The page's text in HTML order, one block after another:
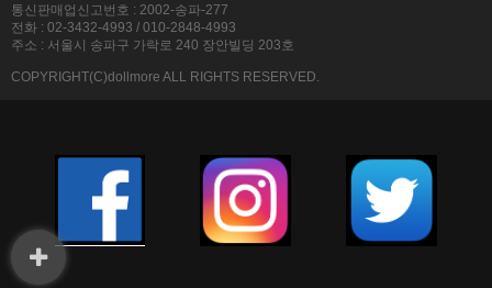
통신판매업신고번호 : 2002-송파-277
전화 : 02-3432-4993 / 010-2848-4993
주소 : 서울시 송파구 가락로 240 장안빌딩 203호
COPYRIGHT(C)dollmore ALL RIGHTS RESERVED.